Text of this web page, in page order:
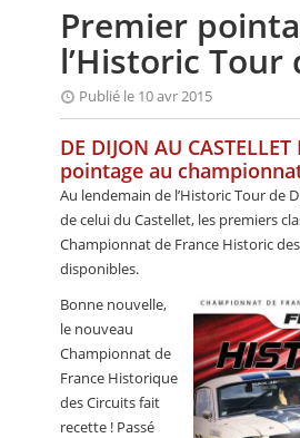
ANNUAIRES
PETITES ANNONCES
Premier
l’Historic Tour
Publié le 10 avr 2015
DE DIJON AU
pointage au
Au lendemain de l’Historic Tour de
de celui du Castellet, les premiers
Championnat de France Historic
disponibles.
Bonne nouvelle,
le nouveau
Championnat de
France Historique
des Circuits fait
recette ! Passé